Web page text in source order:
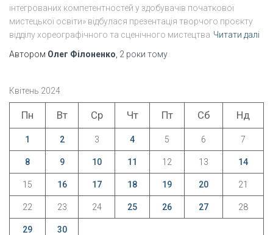
інтегрованих компетентностей у здобувачів початкової
мистецької освіти» відбулася презентація творчого проєкту
відділу хореографічного та сценічного мистецтва Читати далі
Автором Олег Філоненко 2 роки тому
Квітень 2024
Пн Вт Ср Чт Пт Сб Нд
1 2 3 4 5 6 7
8 9 10 11 12 13 14
15 16 17 18 19 20 21
22 23 24 25 26 27 28
29
30